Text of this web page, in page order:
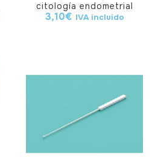
citología endometrial
3,10€ IVA incluido